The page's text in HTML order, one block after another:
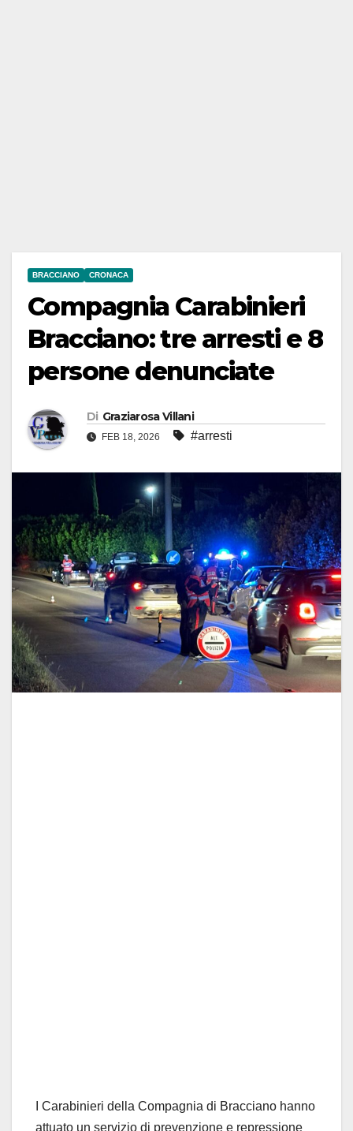
BRACCIANO CRONACA
Compagnia Carabinieri
Bracciano: tre arresti e 8
persone denunciate
Di Graziarosa Villani
FEB 18, 2026 #arresti
I Carabinieri della Compagnia di Bracciano hanno
attuato un servizio di prevenzione e repressione